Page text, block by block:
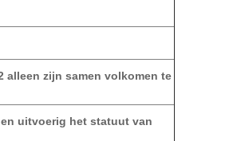
alleen zijn samen volkomen te
uitvoerig het statuut van